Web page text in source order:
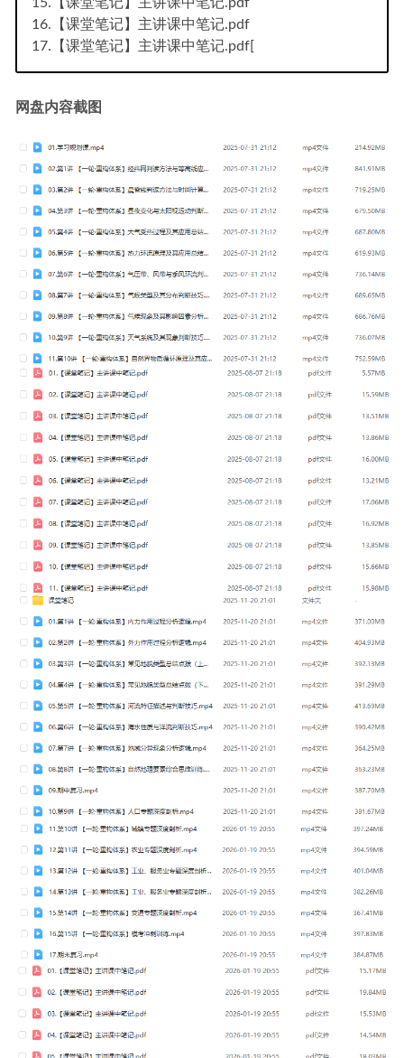
16.【课堂笔记】主讲课中笔记.pdf
17.【课堂笔记】主讲课中笔记.pdf[
网盘内容截图